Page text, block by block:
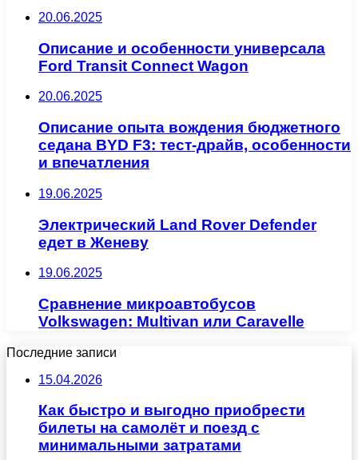
20.06.2025
Описание и особенности универсала
Ford Transit Connect Wagon
20.06.2025
Описание опыта вождения бюджетного
седана BYD F3: тест-драйв, особенности
и впечатления
19.06.2025
Электрический Land Rover Defender
едет в Женеву
19.06.2025
Сравнение микроавтобусов
Volkswagen: Multivan или Caravelle
Последние записи
15.04.2026
Как быстро и выгодно приобрести
билеты на самолёт и поезд с
минимальными затратами